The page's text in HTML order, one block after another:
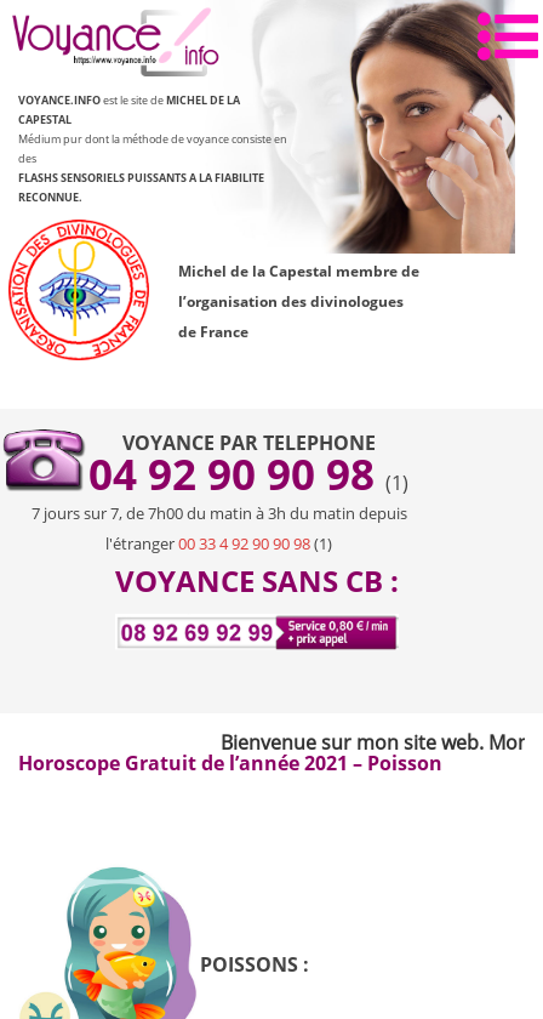
Aller
au
VOYANCE.INFOest le site deMICHEL DE LA
CAPESTAL
Médium pur dont la méthode de voyance consiste en
des
FLASHS SENSORIELS PUISSANTSA LA FIABILITE
RECONNUE.
Michel de la Capestal membre de
l’organisation des divinologues
de France
VOYANCE PAR TELEPHONE
04 92 90 90 98 (1)
7 jours sur 7, de 7h00 du matin à 3h du matin depuis
l'étranger00 33 4 92 90 90 98(1)
VOYANCE SANS CB :
Bienvenue sur mon site web. Mon
Horoscope Gratuit de l’année 2021 – Poisson
POISSONS :